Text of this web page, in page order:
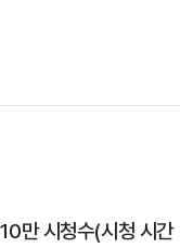
만 시청수(시청 시간